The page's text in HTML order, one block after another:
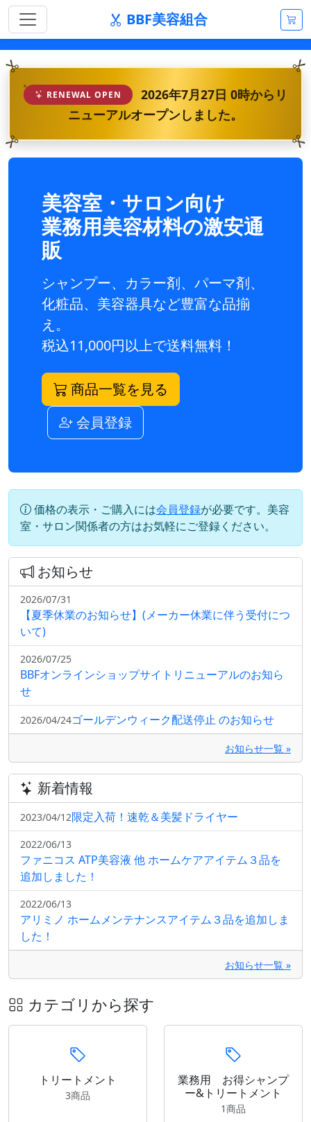
BBF美容組合
RENEWAL OPEN
2026年7月27日 0時からリ
ニューアルオープンしました。
美容室・サロン向け
業務用美容材料の激安通
販
シャンプー、カラー剤、パーマ剤、
化粧品、美容器具など豊富な品揃
え。
税込11,000円以上で送料無料！
商品一覧を見る
会員登録
価格の表示・ご購入には会員登録が必要です。美容
室・サロン関係者の方はお気軽にご登録ください。
お知らせ
2026/07/31
【夏季休業のお知らせ】(メーカー休業に伴う受付につ
いて)
2026/07/25
BBFオンラインショップサイトリニューアルのお知ら
せ
2026/04/24ゴールデンウィーク配送停止 のお知らせ
お知らせ一覧 »
新着情報
2023/04/12限定入荷！速乾＆美髪ドライヤー
2022/06/13
ファニコス ATP美容液 他 ホームケアアイテム３品を
追加しました！
2022/06/13
アリミノ ホームメンテナンスアイテム３品を追加しま
した！
お知らせ一覧 »
カテゴリから探す
トリートメント
3商品
業務用 お得シャンプ
ー&トリートメント
1商品